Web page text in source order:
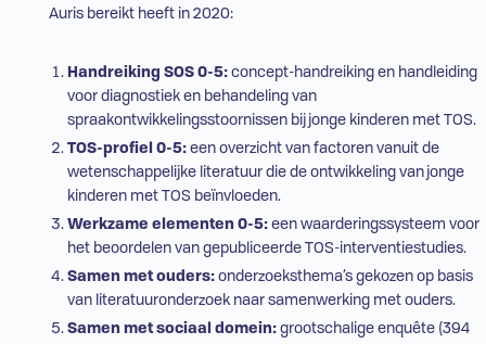
Auris bereikt heeft in 2020:
Handreiking SOS0-5:concept-handreiking en handleiding
voor diagnostiek en behandeling van
spraakontwikkelingsstoornissen bij jonge kinderen met TOS.
TOS-profiel 0-5:een overzicht van factoren vanuit de
wetenschappelijke literatuur die de ontwikkeling van jonge
kinderen met TOSbeïnvloeden.
Werkzame elementen 0-5:een waarderingssysteem voor
het beoordelen van gepubliceerde TOS-interventiestudies.
Samen met ouders: onderzoeksthema’s gekozen op basis
van literatuuronderzoek naar samenwerking met ouders.
Samen met sociaal domein:grootschalige enquête (394